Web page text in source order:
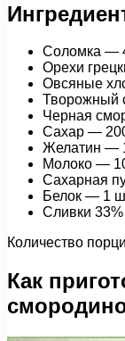
Соломка —
Орехи
Овсяные
Творожный
Черная
Сахар —
Желатин —
Молоко —
Сахарная
Белок — 1
Сливки
Количество
Как